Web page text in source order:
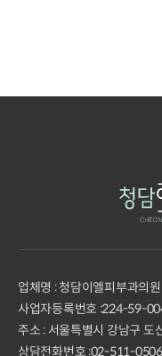
업체명 : 청담이엘피부과의원
사업자등록번호 :224-59-
주소 : 서울특별시 강남구
상담전화번호 :02-511-0506